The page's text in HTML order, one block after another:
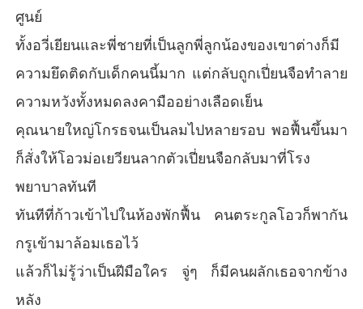
ศูนย์
ทั้งอวี่เยียนและพี่ชายที่เป็นลูกพี่ลูกน้องของเขาต่างก็มี
ความยึดติดกับเด็กคนนี้มาก แต่กลับถูกเปี่ยนจือทำลาย
ความหวังทั้งหมดลงคามืออย่างเลือดเย็น
คุณนายใหญ่โกรธจนเป็นลมไปหลายรอบ พอฟื้นขึ้นมา
ก็สั่งให้โอวม่อเยวียนลากตัวเปี่ยนจือกลับมาที่โรง
พยาบาลทันที
ทันทีที่ก้าวเข้าไปในห้องพักฟื้น คนตระกูลโอวก็พากัน
กรูเข้ามาล้อมเธอไว้
แล้วก็ไม่รู้ว่าเป็นฝีมือใคร จู่ๆ ก็มีคนผลักเธอจากข้าง
หลัง